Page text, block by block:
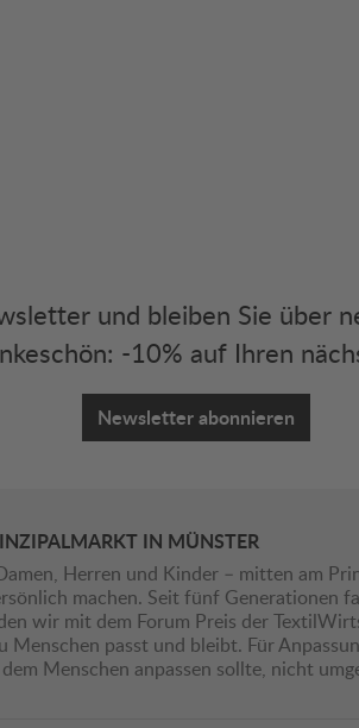
und bleiben Sie über
-10% auf Ihren
Newsletter abonnieren
IN MÜNSTER
Herren und Kinder – mitten am
machen. Seit fünf Generationen
wir mit dem Forum Preis der
passt und bleibt. Für
Menschen anpassen sollte, nicht